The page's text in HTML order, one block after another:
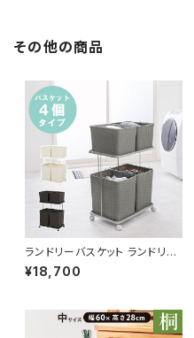
その他の商品
ランドリーバスケット ランドリー
ワゴン 洗濯カゴ キャスター付 ラ
ンドリー収納 新生活 一人暮らし
¥18,700